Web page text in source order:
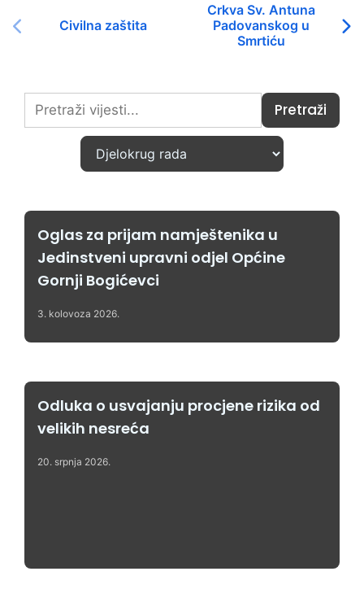
Civilna zaštita
Crkva Sv. Antuna
Padovanskog u
Smrtiću
Pretraži
Oglas za prijam namještenika u
Jedinstveni upravni odjel Općine
Gornji Bogićevci
3. kolovoza 2026.
Odluka o usvajanju procjene rizika od
velikih nesreća
20. srpnja 2026.